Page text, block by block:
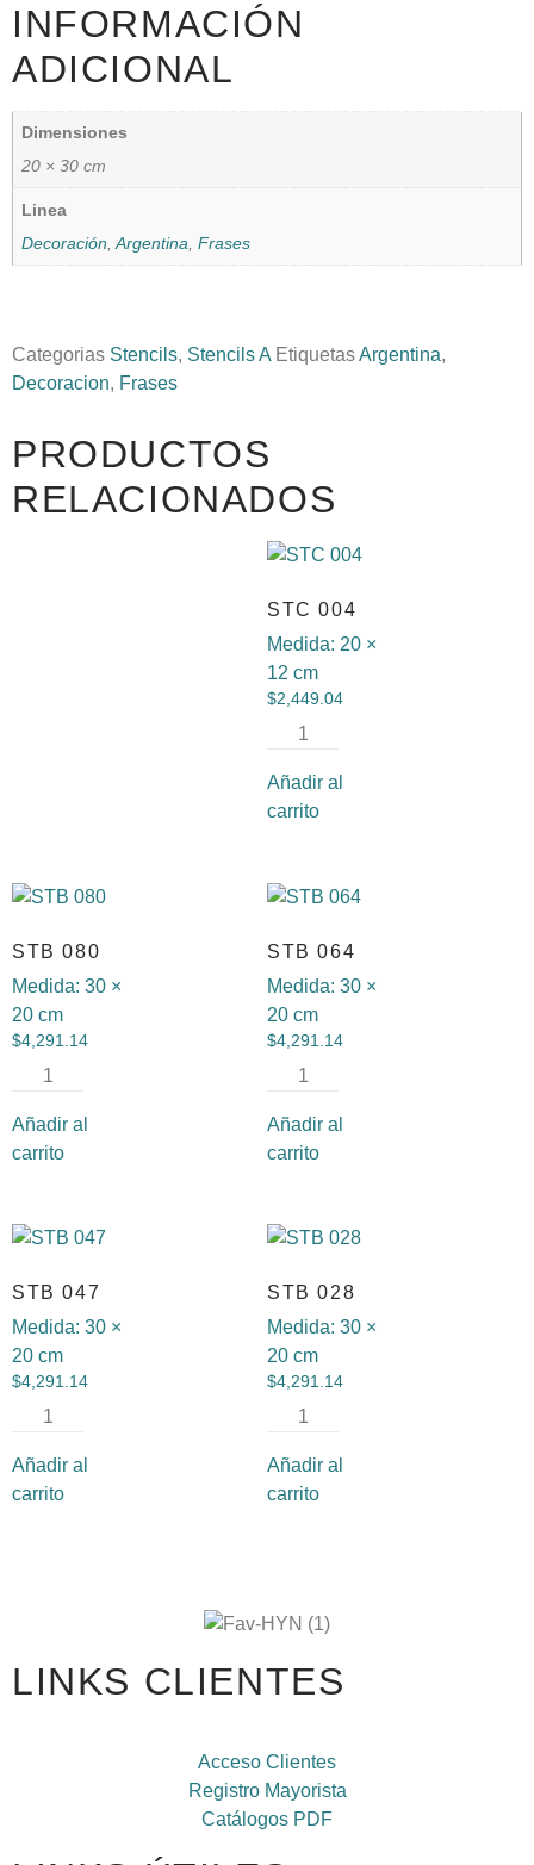
INFORMACIÓN
ADICIONAL
Dimensiones
20 × 30 cm
Linea
Decoración ,Argentina ,Frases
Categorias Stencils, Stencils A EtiquetasArgentina,
Decoracion, Frases
PRODUCTOS
RELACIONADOS
STC 004
Medida: 20 ×
12 cm
$2,449.04
Añadir al
carrito
STB 080
Medida: 30 ×
20 cm
$4,291.14
Añadir al
carrito
STB 064
Medida: 30 ×
20 cm
$4,291.14
Añadir al
carrito
STB 047
Medida: 30 ×
20 cm
$4,291.14
Añadir al
carrito
STB 028
Medida: 30 ×
20 cm
$4,291.14
Añadir al
carrito
LINKS CLIENTES
Acceso Clientes
Registro Mayorista
Catálogos PDF